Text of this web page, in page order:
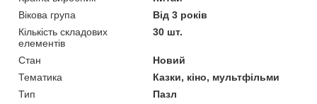
Вікова група
Від 3 років
Кількість складових
елементів
30 шт.
Стан
Новий
Тематика
Казки, кіно, мультфільми
Тип
Пазл